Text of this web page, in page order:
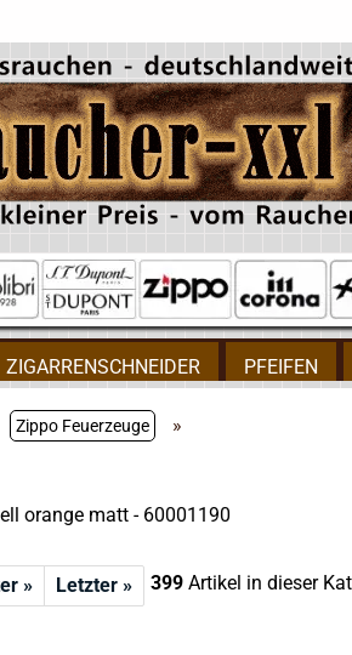
ZIGARRENSCHNEIDER PFEIFEN
Zippo Feuerzeuge »
orange matt - 60001190
» Letzter » 399 Artikel in dieser